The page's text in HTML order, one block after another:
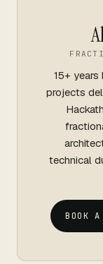
15+
projects
technical
BOOK